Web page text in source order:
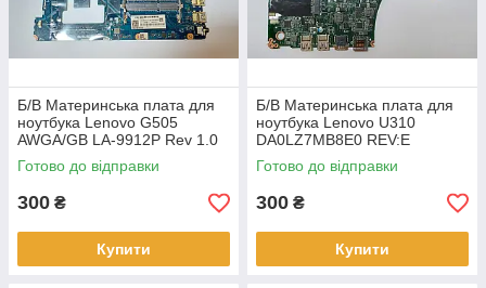
Б/В Материнська плата для
ноутбука Lenovo G505
AWGA/GB LA-9912P Rev 1.0
(НЕСПРАВНА)
Готово до відправки
300 ₴
Купити
Б/В Материнська плата для
ноутбука Lenovo U310
DA0LZ7MB8E0 REV:E
(НЕСПРАВНА)
Готово до відправки
300 ₴
Купити